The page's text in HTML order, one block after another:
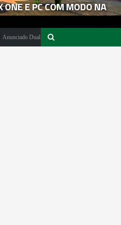
E PC COM MODO NA
DualSense The Last of Us Limited Edition